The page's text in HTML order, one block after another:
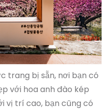
trang bị sẵn, nơi bạn có
với hoa anh đào kép
vị trí cao, bạn cũng có